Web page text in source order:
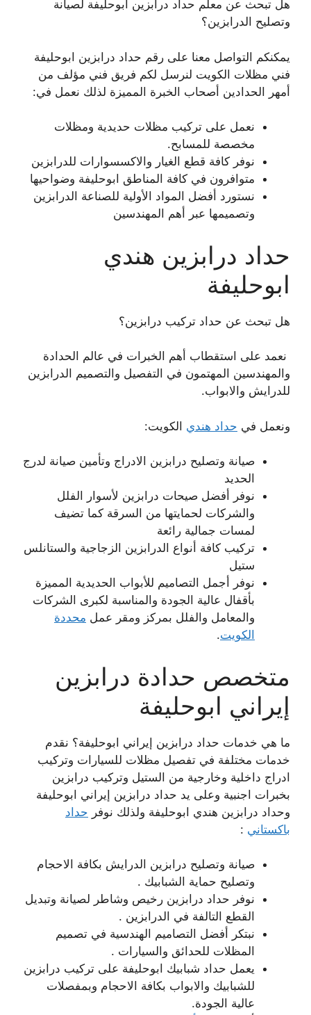
هل تبحث عن معلم حداد درابزين ابوحليفة لصيانة
وتصليح الدرابزين؟
يمكنكم التواصل معنا على رقم حداد درابزين ابوحليفة
فني مظلات الكويت لنرسل لكم فريق فني مؤلف من
أمهر الحدادين أصحاب الخبرة المميزة لذلك نعمل في:
نعمل على تركيب مظلات حديدية ومظلات
مخصصة للمسابح.
نوفر كافة قطع الغيار والاكسسوارات للدرابزين
متوافرون في كافة المناطق ابوحليفة وضواحيها
نستورد أفضل المواد الأولية للصناعة الدرابزين
وتصميمها عبر أهم المهندسين
حداد درابزين هندي
ابوحليفة
هل تبحث عن حداد تركيب درابزين؟
نعمد على استقطاب أهم الخبرات في عالم الحدادة
والمهندسين المهتمون في التفصيل والتصميم الدرابزين
للدرايش والابواب.
ونعمل في حداد هندي الكويت:
صيانة وتصليح درابزين الادراج وتأمين صيانة لدرج
الحديد
نوفر أفضل صيحات درابزين لأسوار الفلل
والشركات لحمايتها من السرقة كما تضيف
لمسات جمالية رائعة
تركيب كافة أنواع الدرابزين الزجاجية والستانلس
ستيل
نوفر أجمل التصاميم للأبواب الحديدية المميزة
بأقفال عالية الجودة والمناسبة لكبرى الشركات
والمعامل والفلل بمركز ومقر عمل محددة
الكويت.
متخصص حدادة درابزين
إيراني ابوحليفة
ما هي خدمات حداد درابزين إيراني ابوحليفة؟ نقدم
خدمات مختلفة في تفصيل مظلات للسيارات وتركيب
ادراج داخلية وخارجية من الستيل وتركيب درابزين
بخبرات اجنبية وعلى يد حداد درابزين إيراني ابوحليفة
وحداد درابزين هندي ابوحليفة ولذلك نوفر حداد
باكستاني :
صيانة وتصليح درابزين الدرايش بكافة الاحجام
وتصليح حماية الشبابيك .
نوفر حداد درابزين رخيص وشاطر لصيانة وتبديل
القطع التالفة في الدرابزين .
نبتكر أفضل التصاميم الهندسية في تصميم
المظلات للحدائق والسيارات .
يعمل حداد شبابيك ابوحليفة على تركيب درابزين
للشبابيك والابواب بكافة الاحجام وبمفصلات
عالية الجودة.